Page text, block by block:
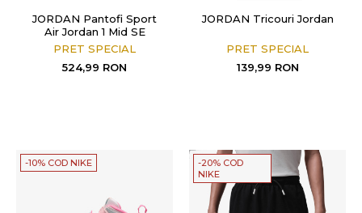
JORDAN Pantofi Sport
Air Jordan 1 Mid SE
PRET SPECIAL
524,99 RON
JORDAN Tricouri Jordan
PRET SPECIAL
139,99 RON
-10% COD NIKE
-20% COD
NIKE